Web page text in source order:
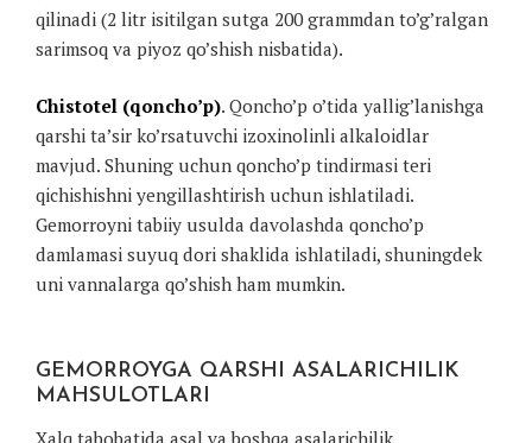
qilinadi (2 litr isitilgan sutga 200 grammdan to’g’ralgan
sarimsoq va piyoz qo’shish nisbatida).
Chistotel (qoncho’p). Qoncho’p o’tida yallig’lanishga
qarshi ta’sir ko’rsatuvchi izoxinolinli alkaloidlar
mavjud. Shuning uchun qoncho’p tindirmasi teri
qichishishni yengillashtirish uchun ishlatiladi.
Gemorroyni tabiiy usulda davolashda qoncho’p
damlamasi suyuq dori shaklida ishlatiladi, shuningdek
uni vannalarga qo’shish ham mumkin.
GEMORROYGA QARSHI ASALARICHILIK
MAHSULOTLARI